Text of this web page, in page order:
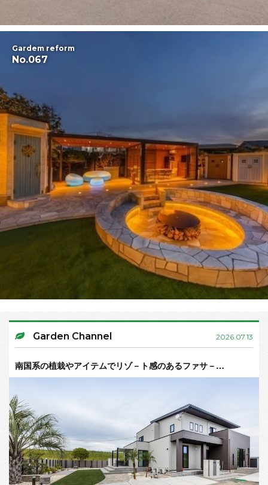
Gardem reform
No.067
Garden Channel 2026.07.13
南国系の植栽やアイテムでリゾ－ト感のあるファサ－…